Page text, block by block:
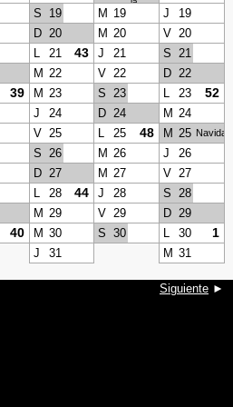
Revolución
S 19 M 19 J
19
D 20 M 20 V 20
L 21 43 J 21 S 21
M 22 V 22 D 22
39 M 23 S 23 L 23 52
J 24 D 24 M 24
V 25 L 25 48 M 25 Navidad
S 26 M 26 J
26
D 27 M 27 V 27
L 28 44 J 28 S 28
M 29 V 29 D 29
40 M 30 S 30 L 30 1
J 31 M 31
Siguiente ►